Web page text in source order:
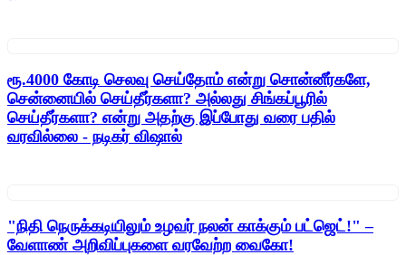
ரூ.4000 கோடி செலவு செய்தோம் என்று சொன்னீர்களே,
சென்னையில் செய்தீர்களா? அல்லது சிங்கப்பூரில்
செய்தீர்களா? என்று அதற்கு இப்போது வரை பதில்
வரவில்லை - நடிகர் விஷால்
"நிதி நெருக்கடியிலும் உழவர் நலன் காக்கும் பட்ஜெட்!" –
வேளாண் அறிவிப்புகளை வரவேற்ற வைகோ!